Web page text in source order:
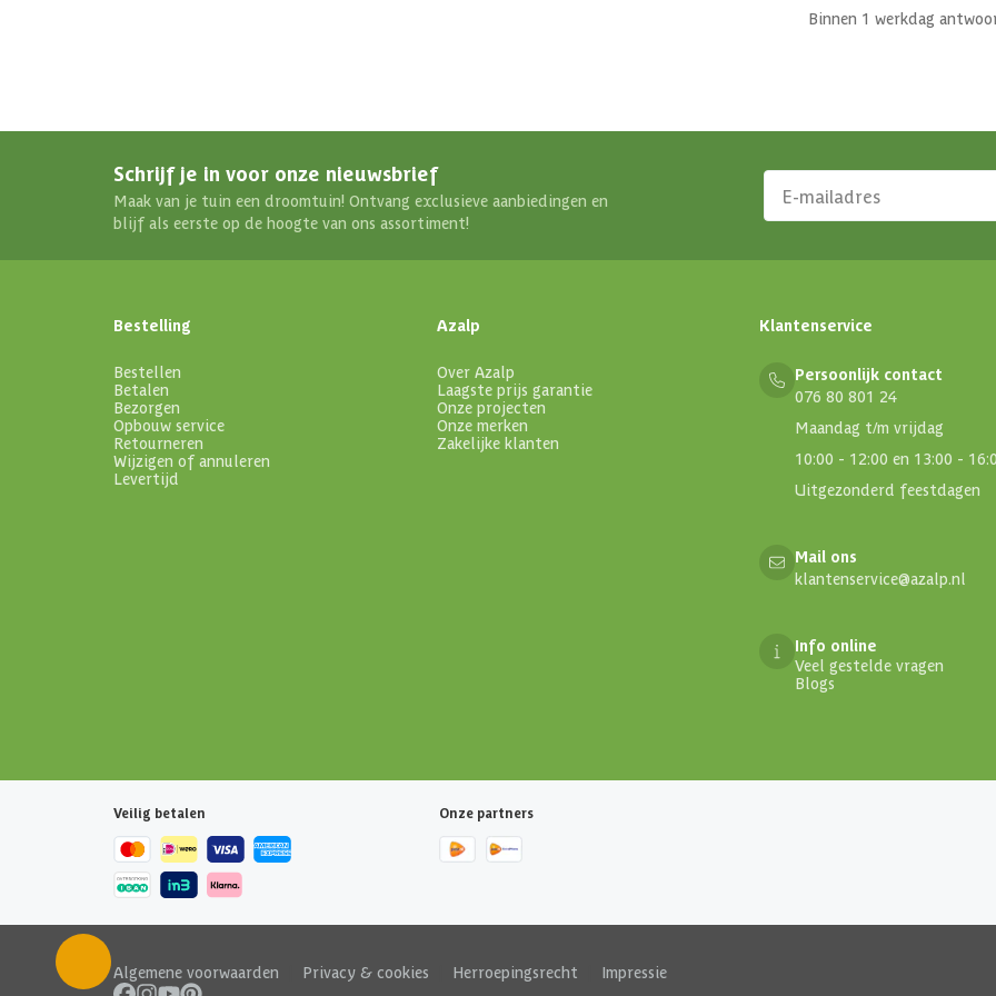
Binnen 1 werkdag
Schrijf je in voor onze nieuwsbrief
Maak van je tuin een droomtuin! Ontvang exclusieve aanbiedingen en
blijf als eerste op de hoogte van ons assortiment!
Bestelling
Bestellen
Betalen
Bezorgen
Opbouw service
Retourneren
Wijzigen of annuleren
Levertijd
Azalp
Over Azalp
Laagste prijs garantie
Onze projecten
Onze merken
Zakelijke klanten
Klantenservice
Persoonlijk contact
076 80 801 24
Maandag t/m vrijdag
10:00 - 12:00 en 13:00 -
Uitgezonderd feestdagen
Mail ons
klantenservice@azalp.nl
Info online
Veel gestelde vragen
Blogs
Veilig betalen Onze partners
Algemene voorwaarden Privacy & cookies Herroepingsrecht Impressie